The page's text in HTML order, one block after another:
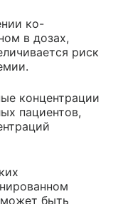
ко-
в дозах,
риск
концентрации
пациентов,
быть